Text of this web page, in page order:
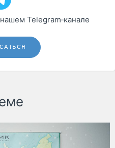
Telegram‑канале